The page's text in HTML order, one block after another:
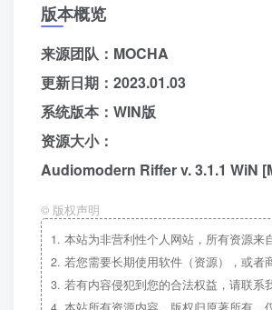
版本概览
来源团队：MOCHA
更新日期：2023.01.03
系统版本：WIN版
资源大小：
Audiomodern Riffer v. 3.1.1 WiN
© 版权声明
1. 本站为非营利性个人网站，所有资源来
2. 若您需要长期使用软件（资源），或者
3. 若有内容侵犯到您的合法权益，请联系